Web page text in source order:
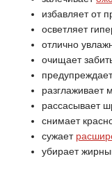
избавляет от
осветляет
отлично
очищает
разглаживает
рассасывает
снимает
сужает
убирает